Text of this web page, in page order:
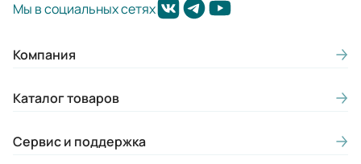
Мы в социальных сетях
Компания
Каталог товаров
Сервис и поддержка